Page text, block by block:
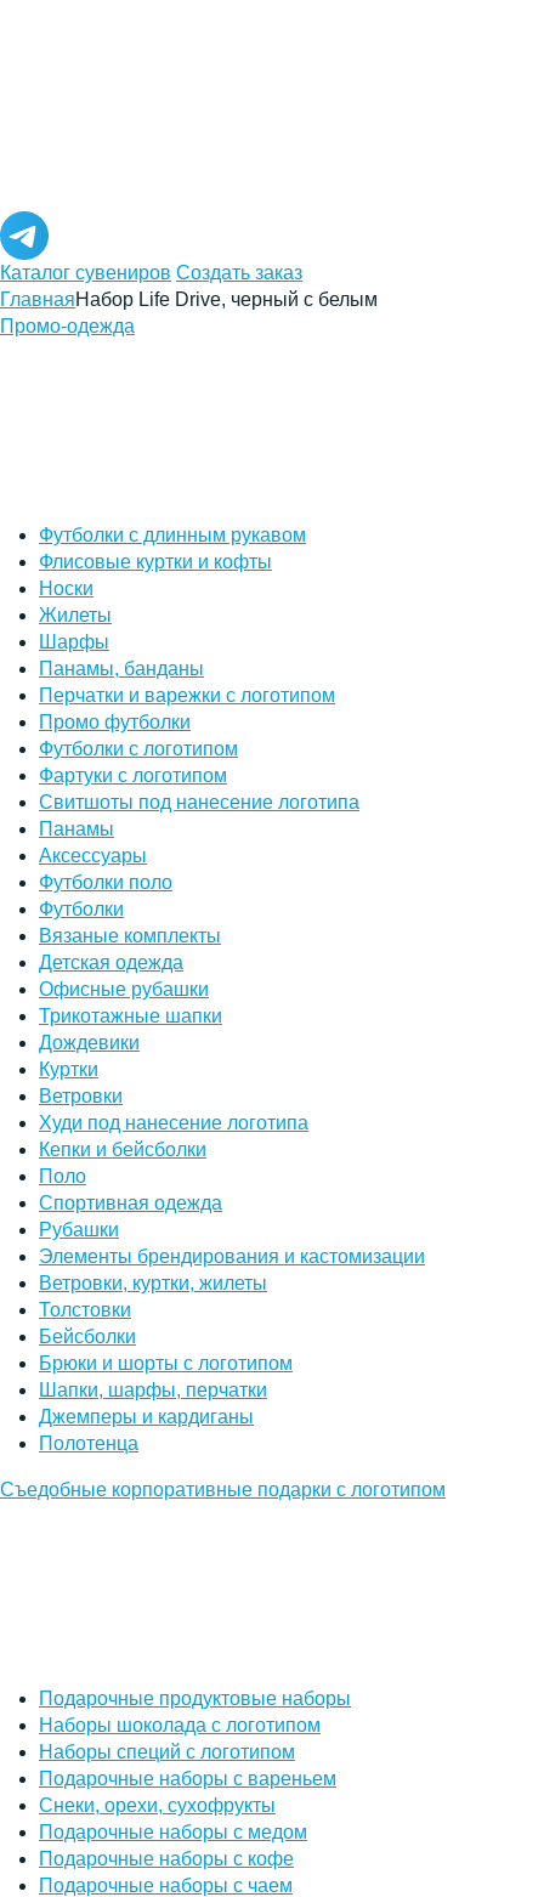
Каталог сувениров Создать заказ
ГлавнаяНабор Life Drive, черный с белым
Промо-одежда
Футболки с длинным рукавом
Флисовые куртки и кофты
Носки
Жилеты
Шарфы
Панамы, банданы
Перчатки и варежки с логотипом
Промо футболки
Футболки с логотипом
Фартуки с логотипом
Свитшоты под нанесение логотипа
Панамы
Аксессуары
Футболки поло
Футболки
Вязаные комплекты
Детская одежда
Офисные рубашки
Трикотажные шапки
Дождевики
Куртки
Ветровки
Худи под нанесение логотипа
Кепки и бейсболки
Поло
Спортивная одежда
Рубашки
Элементы брендирования и кастомизации
Ветровки, куртки, жилеты
Толстовки
Бейсболки
Брюки и шорты с логотипом
Шапки, шарфы, перчатки
Джемперы и кардиганы
Полотенца
Съедобные корпоративные подарки с логотипом
Подарочные продуктовые наборы
Наборы шоколада с логотипом
Наборы специй с логотипом
Подарочные наборы с вареньем
Снеки, орехи, сухофрукты
Подарочные наборы с медом
Подарочные наборы с кофе
Подарочные наборы с чаем